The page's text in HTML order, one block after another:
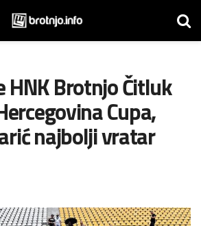
HNK Brotnjo Čitluk
Cupa,
najbolji vratar